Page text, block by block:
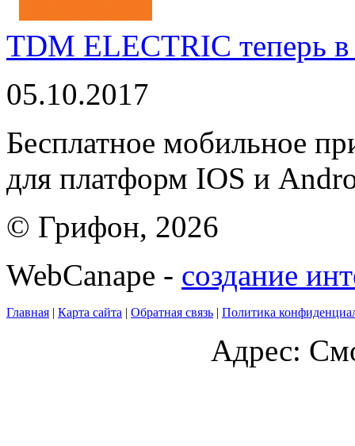
TDM ELECTRIC теперь
05.10.2017
Бесплатное мобильное
для платформ IOS и
© Грифон, 2026
WebCanape - создание
Главная | Карта сайта | Обратная связь | Политика
Адрес: